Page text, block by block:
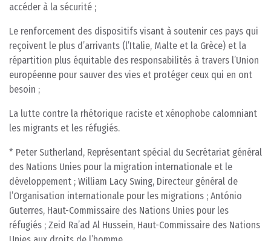
accéder à la sécurité ;
Le renforcement des dispositifs visant à soutenir ces pays qui
reçoivent le plus d’arrivants (l’Italie, Malte et la Grèce) et la
répartition plus équitable des responsabilités à travers l’Union
européenne pour sauver des vies et protéger ceux qui en ont
besoin ;
La lutte contre la rhétorique raciste et xénophobe calomniant
les migrants et les réfugiés.
* Peter Sutherland, Représentant spécial du Secrétariat général
des Nations Unies pour la migration internationale et le
développement ; William Lacy Swing, Directeur général de
l’Organisation internationale pour les migrations ; António
Guterres, Haut-Commissaire des Nations Unies pour les
réfugiés ; Zeid Ra’ad Al Hussein, Haut-Commissaire des Nations